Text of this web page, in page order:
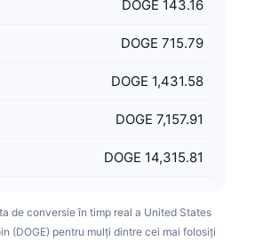
DOGE 143.16
DOGE 715.79
DOGE 1,431.58
DOGE 7,157.91
DOGE 14,315.81
de conversie în timp real a United States
(DOGE) pentru mulți dintre cei mai folosiți